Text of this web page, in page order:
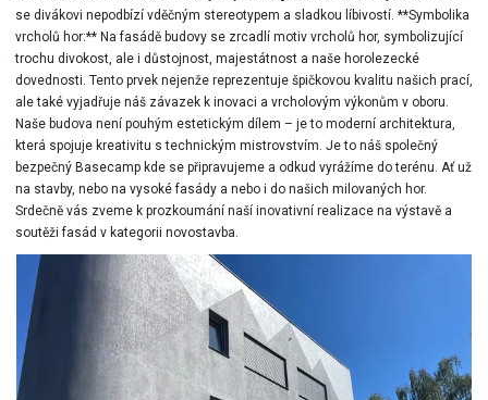
se divákovi nepodbízí vděčným stereotypem a sladkou líbivostí. **Symbolika
vrcholů hor:** Na fasádě budovy se zrcadlí motiv vrcholů hor, symbolizující
trochu divokost, ale i důstojnost, majestátnost a naše horolezecké
dovednosti. Tento prvek nejenže reprezentuje špičkovou kvalitu našich prací,
ale také vyjadřuje náš závazek k inovaci a vrcholovým výkonům v oboru.
Naše budova není pouhým estetickým dílem – je to moderní architektura,
která spojuje kreativitu s technickým mistrovstvím. Je to náš společný
bezpečný Basecamp kde se připravujeme a odkud vyrážíme do terénu. Ať už
na stavby, nebo na vysoké fasády a nebo i do našich milovaných hor.
Srdečně vás zveme k prozkoumání naší inovativní realizace na výstavě a
soutěži fasád v kategorii novostavba.